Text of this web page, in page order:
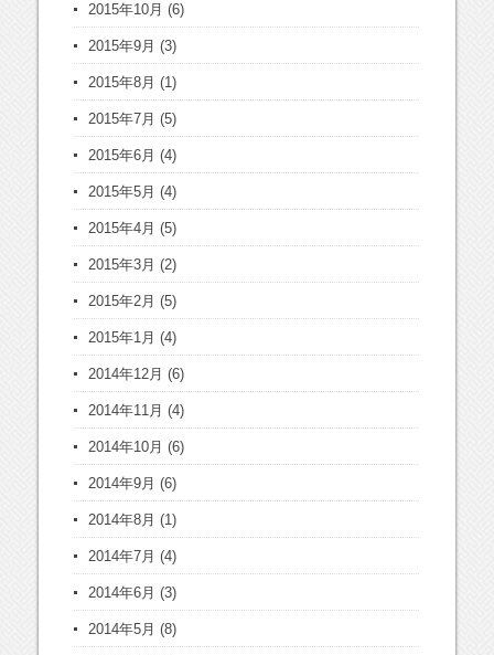
2015年10月 (6)
2015年9月 (3)
2015年8月 (1)
2015年7月 (5)
2015年6月 (4)
2015年5月 (4)
2015年4月 (5)
2015年3月 (2)
2015年2月 (5)
2015年1月 (4)
2014年12月 (6)
2014年11月 (4)
2014年10月 (6)
2014年9月 (6)
2014年8月 (1)
2014年7月 (4)
2014年6月 (3)
2014年5月 (8)